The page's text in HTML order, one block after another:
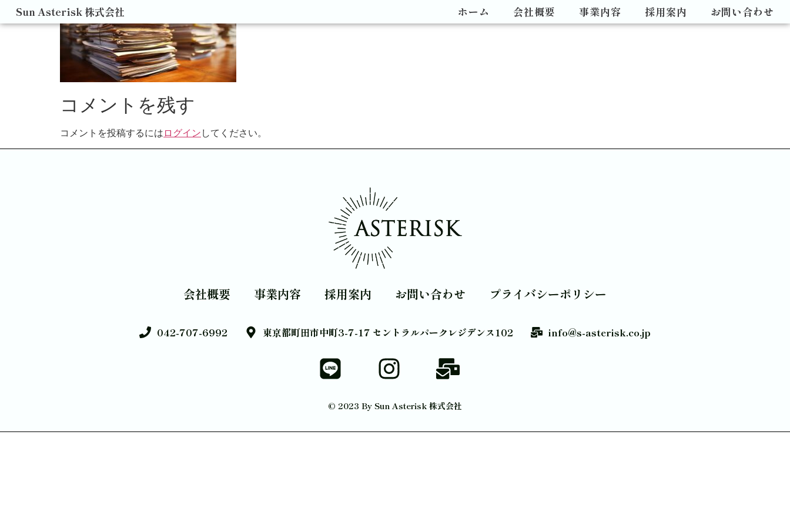
Sun Asterisk 株式会社 ホーム 会社概要 事業内容 採用案内 お問い合わせ
コメントを残す
コメントを投稿するには ログイン してください。
会社概要 事業内容 採用案内 お問い合わせ プライバシーポリシー
042-707-6992 東京都町田市中町3-7-17 セントラルパークレジデンス102 info@s-asterisk.co.jp
© 2023 By Sun Asterisk 株式会社